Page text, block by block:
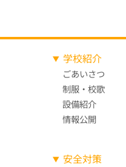
学校紹介
ごあいさつ
制服・校歌
設備紹介
情報公開
安全対策